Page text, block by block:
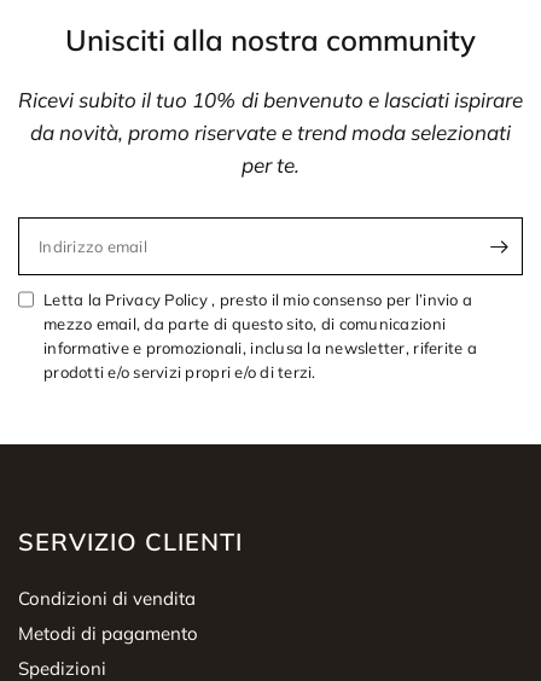
Unisciti alla nostra community
Ricevi subito il tuo 10% di benvenuto e lasciati ispirare
da novità, promo riservate e trend moda selezionati
per te.
Indirizzo email
Letta la Privacy Policy , presto il mio consenso per l’invio a
mezzo email, da parte di questo sito, di comunicazioni
informative e promozionali, inclusa la newsletter, riferite a
prodotti e/o servizi propri e/o di terzi.
SERVIZIO CLIENTI
Condizioni di vendita
Metodi di pagamento
Spedizioni